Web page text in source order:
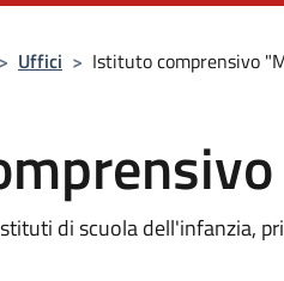
> Uffici > Istituto comprensivo
di scuola dell'infanzia,